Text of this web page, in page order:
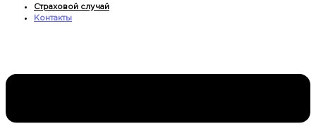
Страховой случай
Контакты